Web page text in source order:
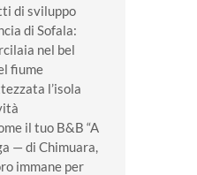
di sviluppo
di Sofala:
nel bel
fiume
l’isola
il tuo B&B “A
— di Chimuara,
immane per